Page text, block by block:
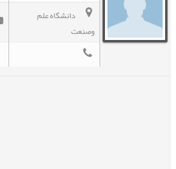
دانشگاه علم
وصنعت